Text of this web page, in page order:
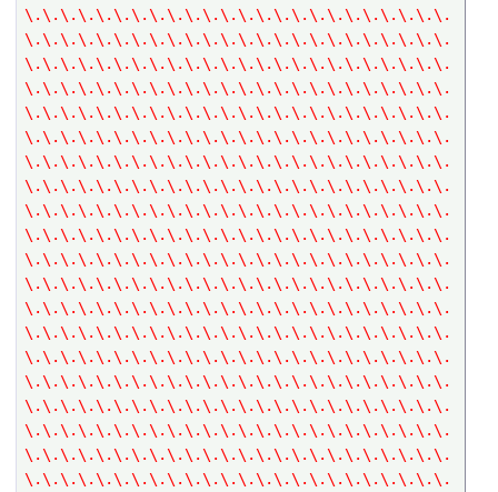
\.\.\.\.\.\.\.\.\.\.\.\.\.\.\.\.\.\.\.\.\.\.\.\.
\.\.\.\.\.\.\.\.\.\.\.\.\.\.\.\.\.\.\.\.\.\.\.\.
\.\.\.\.\.\.\.\.\.\.\.\.\.\.\.\.\.\.\.\.\.\.\.\.
\.\.\.\.\.\.\.\.\.\.\.\.\.\.\.\.\.\.\.\.\.\.\.\.
\.\.\.\.\.\.\.\.\.\.\.\.\.\.\.\.\.\.\.\.\.\.\.\.
\.\.\.\.\.\.\.\.\.\.\.\.\.\.\.\.\.\.\.\.\.\.\.\.
\.\.\.\.\.\.\.\.\.\.\.\.\.\.\.\.\.\.\.\.\.\.\.\.
\.\.\.\.\.\.\.\.\.\.\.\.\.\.\.\.\.\.\.\.\.\.\.\.
\.\.\.\.\.\.\.\.\.\.\.\.\.\.\.\.\.\.\.\.\.\.\.\.
\.\.\.\.\.\.\.\.\.\.\.\.\.\.\.\.\.\.\.\.\.\.\.\.
\.\.\.\.\.\.\.\.\.\.\.\.\.\.\.\.\.\.\.\.\.\.\.\.
\.\.\.\.\.\.\.\.\.\.\.\.\.\.\.\.\.\.\.\.\.\.\.\.
\.\.\.\.\.\.\.\.\.\.\.\.\.\.\.\.\.\.\.\.\.\.\.\.
\.\.\.\.\.\.\.\.\.\.\.\.\.\.\.\.\.\.\.\.\.\.\.\.
\.\.\.\.\.\.\.\.\.\.\.\.\.\.\.\.\.\.\.\.\.\.\.\.
\.\.\.\.\.\.\.\.\.\.\.\.\.\.\.\.\.\.\.\.\.\.\.\.
\.\.\.\.\.\.\.\.\.\.\.\.\.\.\.\.\.\.\.\.\.\.\.\.
\.\.\.\.\.\.\.\.\.\.\.\.\.\.\.\.\.\.\.\.\.\.\.\.
\.\.\.\.\.\.\.\.\.\.\.\.\.\.\.\.\.\.\.\.\.\.\.\.
\.\.\.\.\.\.\.\.\.\.\.\.\.\.\.\.\.\.\.\.\.\.\.\.